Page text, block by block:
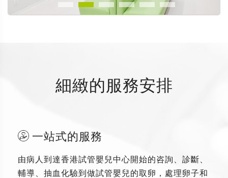
細緻的服務安排
一站式的服務
由病人到達香港試管嬰兒中心開始的咨詢、診斷、
輔導、抽血化驗到做試管嬰兒的取卵，處理卵子和